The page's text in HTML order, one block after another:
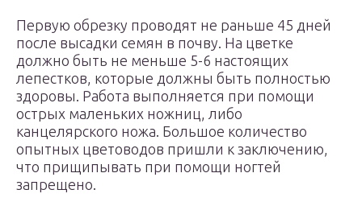
Первую обрезку проводят не раньше 45 дней
после высадки семян в почву. На цветке
должно быть не меньше 5-6 настоящих
лепестков, которые должны быть полностью
здоровы. Работа выполняется при помощи
острых маленьких ножниц, либо
канцелярского ножа. Большое количество
опытных цветоводов пришли к заключению,
что прищипывать при помощи ногтей
запрещено.